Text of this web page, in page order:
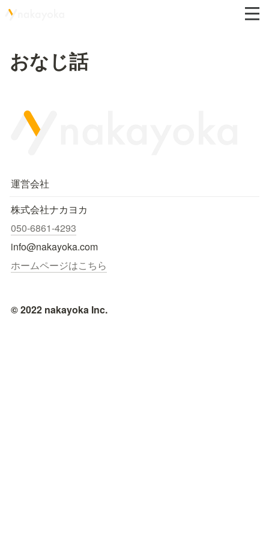
おなじ話
運営会社
株式会社ナカヨカ
050-6861-4293
info@nakayoka.com
ホームページはこちら
© 2022 nakayoka Inc.